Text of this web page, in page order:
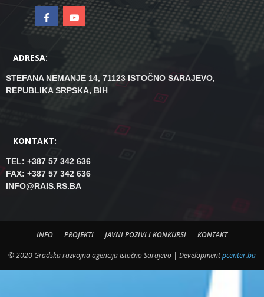
ADRESA:
STEFANA NEMANJE 14, 71123 ISTOČNO SARAJEVO,
REPUBLIKA SRPSKA, BIH
KONTAKT:
TEL: +387 57 342 636
FAX: +387 57 342 636
INFO@RAIS.RS.BA
INFO PROJEKTI JAVNI POZIVI I KONKURSI KONTAKT
© 2020 Gradska razvojna agencija Istočno Sarajevo | Developmentpcenter.ba